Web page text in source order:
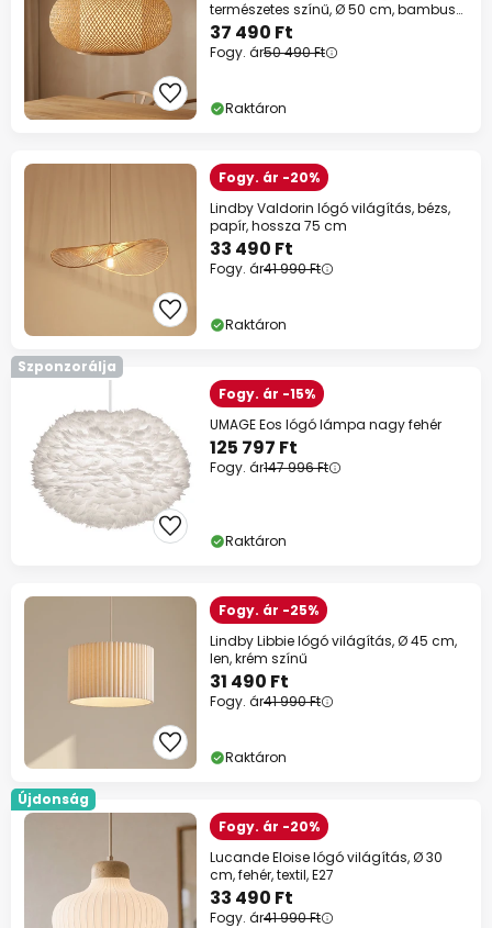
természetes színű, Ø 50 cm, bambusz,
E27
37 490 Ft
Fogy. ár50 490 Ft
Raktáron
Fogy. ár -20%
Lindby Valdorin lógó világítás, bézs,
papír, hossza 75 cm
33 490 Ft
Fogy. ár41 990 Ft
Raktáron
Szponzorálja
Fogy. ár -15%
UMAGE Eos lógó lámpa nagy fehér
125 797 Ft
Fogy. ár147 996 Ft
Raktáron
Fogy. ár -25%
Lindby Libbie lógó világítás, Ø 45 cm,
len, krém színű
31 490 Ft
Fogy. ár41 990 Ft
Raktáron
Újdonság
Fogy. ár -20%
Lucande Eloise lógó világítás, Ø 30
cm, fehér, textil, E27
33 490 Ft
Fogy. ár41 990 Ft